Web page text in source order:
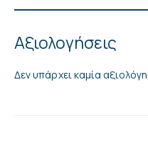
Αξιολογήσεις
Δεν υπάρχει καμία